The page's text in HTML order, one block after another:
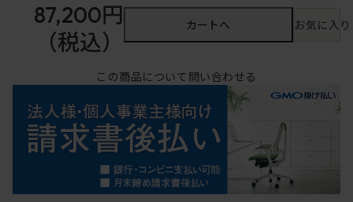
87,200円
（税込）
カートへ お気に入
この商品について問い合わせる